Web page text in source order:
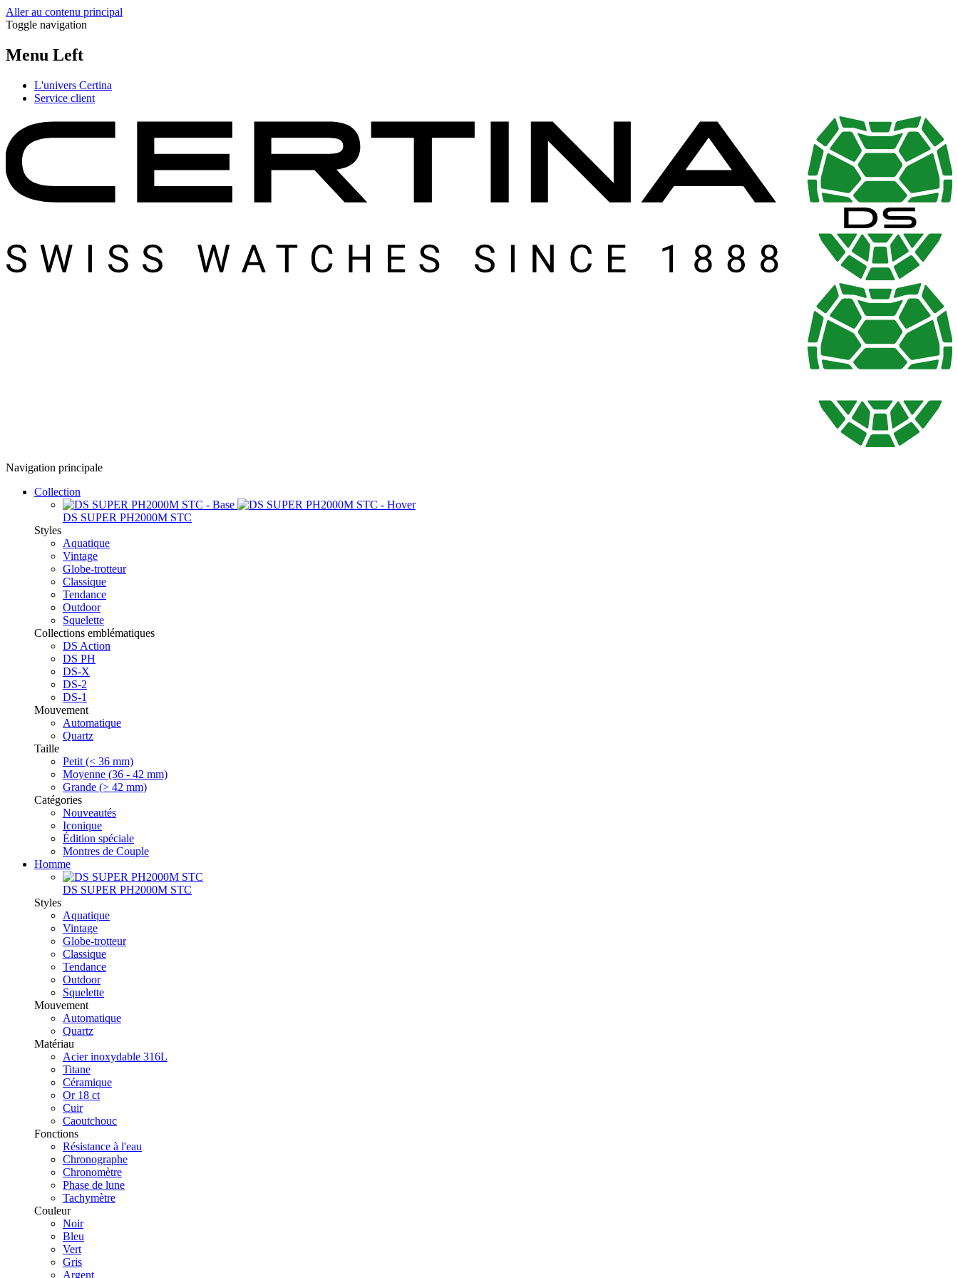
Aller au contenu principal
Toggle navigation
Menu Left
L'univers Certina
Service client
Navigation principale
Collection
DS SUPER PH2000M STC
Styles
Aquatique
Vintage
Globe-trotteur
Classique
Tendance
Outdoor
Squelette
Collections emblématiques
DS Action
DS PH
DS-X
DS-2
DS-1
Mouvement
Automatique
Quartz
Taille
Petit (< 36 mm)
Moyenne (36 - 42 mm)
Grande (> 42 mm)
Catégories
Nouveautés
Iconique
Édition spéciale
Montres de Couple
Homme
DS SUPER PH2000M STC
Styles
Aquatique
Vintage
Globe-trotteur
Classique
Tendance
Outdoor
Squelette
Mouvement
Automatique
Quartz
Matériau
Acier inoxydable 316L
Titane
Céramique
Or 18 ct
Cuir
Caoutchouc
Fonctions
Résistance à l'eau
Chronographe
Chronomètre
Phase de lune
Tachymètre
Couleur
Noir
Bleu
Vert
Gris
Argent